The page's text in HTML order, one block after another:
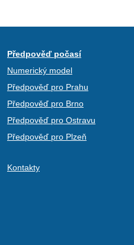
Předpověď počasí
Numerický model
Předpověď pro Prahu
Předpověď pro Brno
Předpověď pro Ostravu
Předpověď pro Plzeň
Kontakty